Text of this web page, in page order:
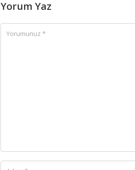
Yorum Yaz